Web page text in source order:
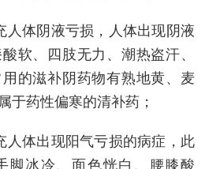
人体阴液亏损，人体出现阴液
软、四肢无力、潮热盗汗、
的滋补阴药物有熟地黄、麦
于药性偏寒的清补药；
人体出现阳气亏损的病症，此
脚冰冷、面色恍白、腰膝酸